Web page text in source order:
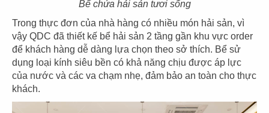
Bể chứa hải sản tươi sống
Trong thực đơn của nhà hàng có nhiều món hải sản, vì
vậy QDC đã thiết kế bể hải sản 2 tầng gần khu vực order
để khách hàng dễ dàng lựa chọn theo sở thích. Bể sử
dụng loại kính siêu bền có khả năng chịu được áp lực
của nước và các va chạm nhẹ, đảm bảo an toàn cho thực
khách.